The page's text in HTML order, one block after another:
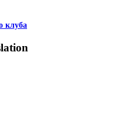
клуба